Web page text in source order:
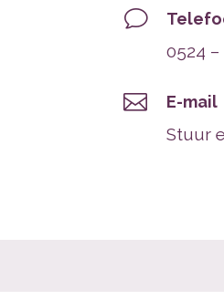
v
0524 –
 E-mail
Stuur